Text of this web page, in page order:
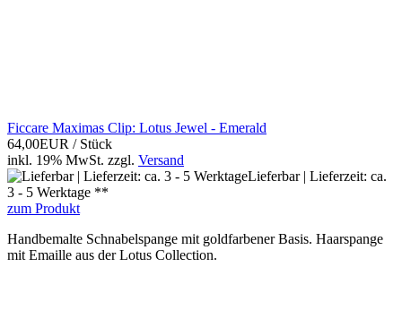
Ficcare Maximas Clip: Lotus Jewel - Emerald
64,00EUR / Stück
inkl. 19% MwSt. zzgl. Versand
Lieferbar | Lieferzeit: ca.
3 - 5 Werktage **
zum Produkt
Handbemalte Schnabelspange mit goldfarbener Basis. Haarspange
mit Emaille aus der Lotus Collection.